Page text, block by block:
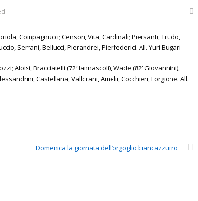
Compagnucci; Censori, Vita, Cardinali; Piersanti, Trudo,
Serrani, Bellucci, Pierandrei, Pierfederici. All. Yuri Bugari
Aloisi, Bracciatelli (72′ Iannascoli), Wade (82′ Giovannini),
Castellana, Vallorani, Amelii, Cocchieri, Forgione. All.
Domenica la giornata dell’orgoglio biancazzurro